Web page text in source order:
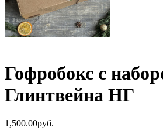
Гофробокс с
Глинтвейна НГ
1,500.00руб.